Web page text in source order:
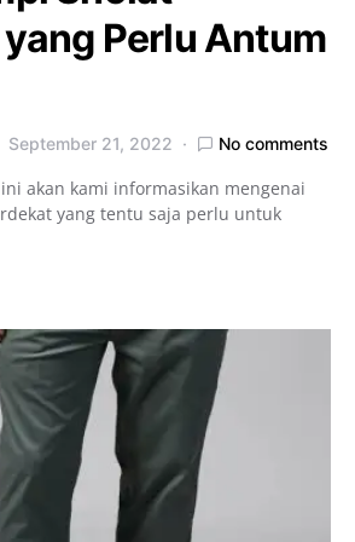
Perlu Antum
September 21, 2022 No comments
akan kami informasikan mengenai
yang tentu saja perlu untuk